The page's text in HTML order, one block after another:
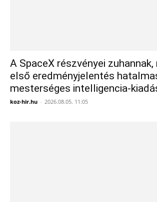
A SpaceX részvényei
első eredményjelentés
mesterséges intelligencia-
koz-hir.hu - 2026.08.05. 11:05